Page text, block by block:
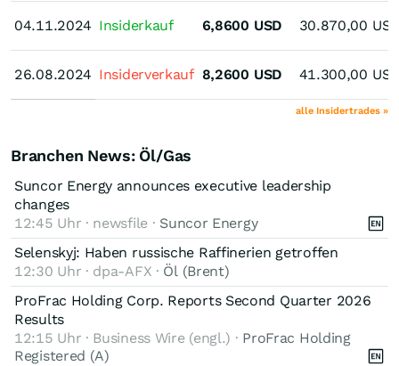
04.11.2024
26.08.2024
04.11.2024 Insiderkauf 6,8600 USD 30.870,00
26.08.2024 Insiderverkauf 8,2600 USD 41.300,00
alle Insidertrades »
Branchen News: Öl/Gas
Suncor Energy announces executive leadership
changes
12:45 Uhr · newsfile · Suncor Energy
Selenskyj: Haben russische Raffinerien getroffen
12:30 Uhr · dpa-AFX · Öl (Brent)
ProFrac Holding Corp. Reports Second Quarter 2026
Results
12:15 Uhr · Business Wire (engl.) · ProFrac Holding
Registered (A)